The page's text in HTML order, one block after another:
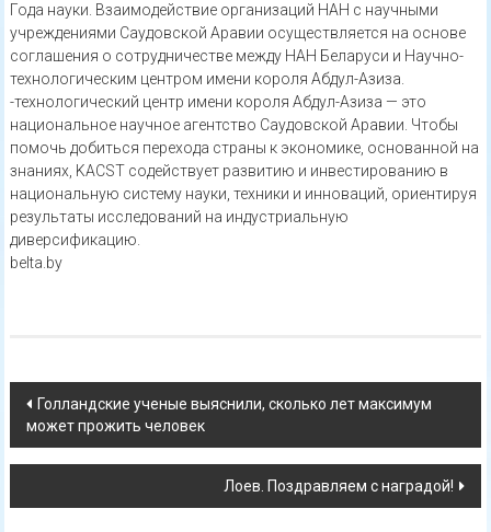
Года науки. Взаимодействие организаций НАН с научными
учреждениями Саудовской Аравии осуществляется на основе
соглашения о сотрудничестве между НАН Беларуси и Научно-
технологическим центром имени короля Абдул-Азиза.
-технологический центр имени короля Абдул-Азиза — это
национальное научное агентство Саудовской Аравии. Чтобы
помочь добиться перехода страны к экономике, основанной на
знаниях, KACST содействует развитию и инвестированию в
национальную систему науки, техники и инноваций, ориентируя
результаты исследований на индустриальную
диверсификацию.
belta.by
Навигация
по
Голландские ученые выяснили, сколько лет максимум
может прожить человек
Лоев. Поздравляем с наградой!